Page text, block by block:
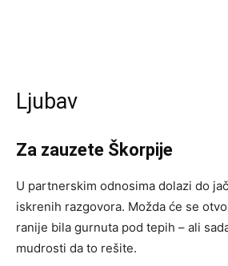
Ljubav
Za zauzete Škorpije
U partnerskim odnosima dolazi do
iskrenih razgovora. Možda će se
ranije bila gurnuta pod tepih – ali
mudrosti da to rešite.